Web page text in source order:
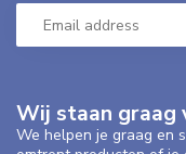
Wij staan graag
We helpen je graag en